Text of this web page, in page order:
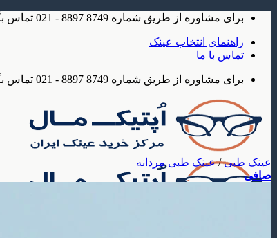
Skip
content
برای مشاوره از طریق شماره 8749 8897 - 021 تماس بگیرید
راهنمای انتخاب عینک
تماس با ما
برای مشاوره از طریق شماره 8749 8897 - 021 تماس بگیرید
عینک طبی / عینک طبی مردانه
صافی